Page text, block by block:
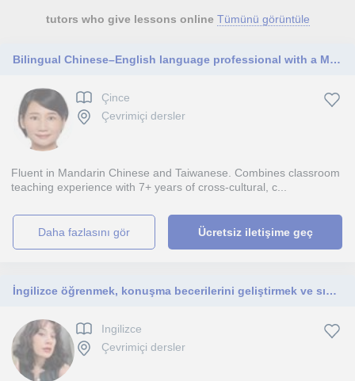
tutors who give lessons online Tümünü görüntüle
Bilingual Chinese–English language professional with a Master's degree in Intercultural CommunicaLon (University of Surrey, UK)
Çince
Çevrimiçi dersler
Fluent in Mandarin Chinese and Taiwanese. Combines classroom
teaching experience with 7+ years of cross-cultural, c...
daha fazlasını gör Ücretsiz iletişime geç
İngilizce öğrenmek, konuşma becerilerini geliştirmek ve sınavlara hazırlanmak isteyen herkese özel dersler planlıyorum!
Ingilizce
Çevrimiçi dersler